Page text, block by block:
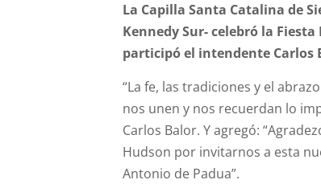
La Capilla Santa Catalina de
Kennedy Sur- celebró la
participó el intendente Carlos
“La fe, las tradiciones y el
nos unen y nos recuerdan lo
Carlos Balor. Y agregó:
Hudson por invitarnos a esta
Antonio de Padua”.